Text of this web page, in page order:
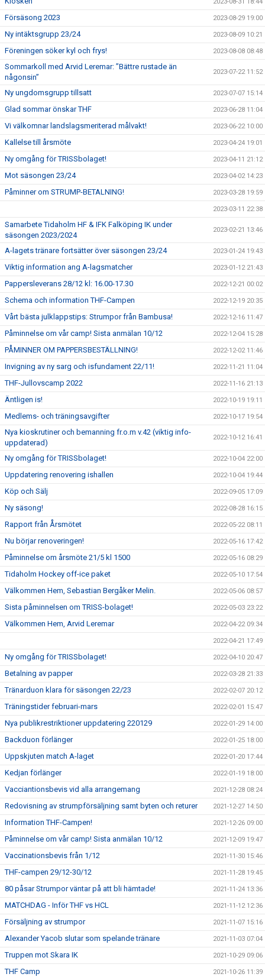
Försäsong 2023 2023-08-29 19:00
Ny intäktsgrupp 23/24 2023-08-09 10:21
Föreningen söker kyl och frys! 2023-08-08 08:48
Sommarkoll med Arvid Leremar: ”Bättre rustade än
någonsin”
2023-07-22 11:52
Ny ungdomsgrupp tillsatt 2023-07-07 15:14
Glad sommar önskar THF 2023-06-28 11:04
Vi välkomnar landslagsmeriterad målvakt! 2023-06-22 10:00
Kallelse till årsmöte 2023-04-24 19:01
Ny omgång för TRISSbolaget! 2023-04-11 21:12
Mot säsongen 23/24 2023-04-02 14:23
Påminner om STRUMP-BETALNING! 2023-03-28 19:59
2023-03-11 22:38
Samarbete Tidaholm HF & IFK Falköping IK under
säsongen 2023/2024
2023-02-21 13:46
A-lagets tränare fortsätter över säsongen 23/24 2023-01-24 19:43
Viktig information ang A-lagsmatcher 2023-01-12 21:43
Pappersleverans 28/12 kl: 16.00-17.30 2022-12-21 00:02
Schema och information THF-Campen 2022-12-19 20:35
Vårt bästa julklappstips: Strumpor från Bambusa! 2022-12-16 11:47
Påminnelse om vår camp! Sista anmälan 10/12 2022-12-04 15:28
PÅMINNER OM PAPPERSBESTÄLLNING! 2022-12-02 11:46
Invigning av ny sarg och isfundament 22/11! 2022-11-21 11:04
THF-Jullovscamp 2022 2022-11-16 21:13
Äntligen is! 2022-10-19 19:11
Medlems- och träningsavgifter 2022-10-17 19:54
Nya kioskrutiner och bemanning fr.o.m v.42 (viktig info-
uppdaterad)
2022-10-12 16:41
Ny omgång för TRISSbolaget! 2022-10-04 22:00
Uppdatering renovering ishallen 2022-10-04 19:44
Köp och Sälj 2022-09-05 17:09
Ny säsong! 2022-08-28 16:15
Rapport från Årsmötet 2022-05-22 08:11
Nu börjar renoveringen! 2022-05-16 17:42
Påminnelse om årsmöte 21/5 kl 1500 2022-05-16 08:29
Tidaholm Hockey off-ice paket 2022-05-10 17:54
Välkommen Hem, Sebastian Bergåker Melin. 2022-05-06 08:57
Sista påminnelsen om TRISS-bolaget! 2022-05-03 23:22
Välkommen Hem, Arvid Leremar 2022-04-22 09:34
2022-04-21 17:49
Ny omgång för TRISSbolaget! 2022-04-10 20:47
Betalning av papper 2022-03-28 21:33
Tränarduon klara för säsongen 22/23 2022-02-07 20:12
Träningstider februari-mars 2022-02-01 15:47
Nya publikrestriktioner uppdatering 220129 2022-01-29 14:00
Backduon förlänger 2022-01-25 18:00
Uppskjuten match A-laget 2022-01-20 17:44
Kedjan förlänger 2022-01-19 18:00
Vacciantionsbevis vid alla arrangemang 2021-12-28 08:24
Redovisning av strumpförsäljning samt byten och returer 2021-12-27 14:50
Information THF-Campen! 2021-12-26 09:00
Påminnelse om vår camp! Sista anmälan 10/12 2021-12-09 19:47
Vaccinationsbevis från 1/12 2021-11-30 15:46
THF-campen 29/12-30/12 2021-11-28 19:45
80 påsar Strumpor väntar på att bli hämtade! 2021-11-24 13:36
MATCHDAG - Inför THF vs HCL 2021-11-12 12:36
Försäljning av strumpor 2021-11-07 15:16
Alexander Yacob slutar som spelande tränare 2021-11-03 07:04
Truppen mot Skara IK 2021-10-29 09:06
THF Camp 2021-10-26 11:39